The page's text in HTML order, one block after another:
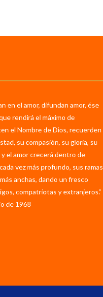
en el amor, difundan amor, ése
rendirá el máximo de
el Nombre de Dios, recuerden
su compasión, su gloria, su
el amor crecerá dentro de
vez más profundo, sus ramas
anchas, dando un fresco
compatriotas y extranjeros.”
de 1968